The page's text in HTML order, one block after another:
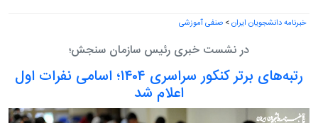
خبرنامه دانشجویان ایران> صنفی آموزشی
در نشست خبری رئیس سازمان سنجش؛
رتبه‌های برتر کنکور سراسری ۱۴۰۴؛ اسامی نفرات اول
اعلام شد